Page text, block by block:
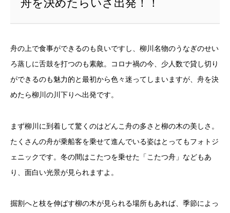
舟を決めたらいざ出発！！
舟の上で食事ができるのも良いですし、柳川名物のうなぎのせい
ろ蒸しに舌鼓を打つのも素敵。コロナ禍の今、少人数で貸し切り
ができるのも魅力的と最初から色々迷ってしまいますが、舟を決
めたら柳川の川下りへ出発です。
まず柳川に到着して驚くのはどんこ舟の多さと柳の木の美しさ。
たくさんの舟が乗船客を乗せて進んでいる姿はとってもフォトジ
ェニックです。冬の間はこたつを乗せた「こたつ舟」などもあ
り、面白い光景が見られますよ。
掘割へと枝を伸ばす柳の木が見られる場所もあれば、季節によっ